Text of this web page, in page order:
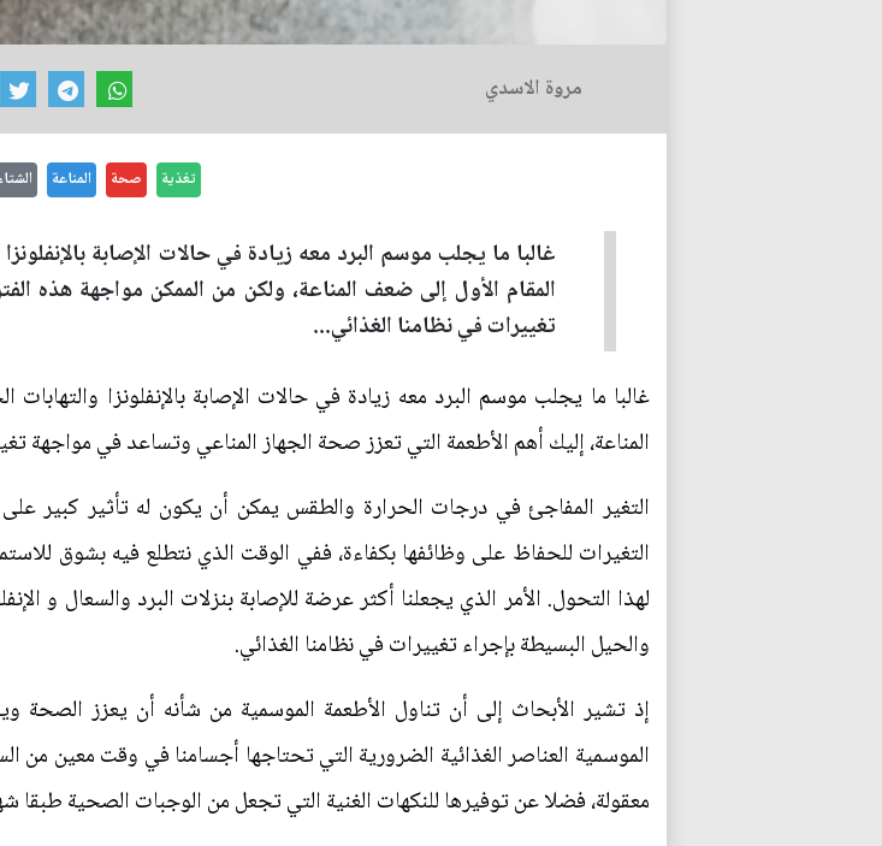
مروة الاسدي
تغذية صحة المناعة
غالبا ما يجلب موسم البرد معه زيادة في حالات الإصابة
المقام الأول إلى ضعف المناعة، ولكن من الممكن مواجهة هذه
تغييرات في نظامنا الغذائي...
غالبا ما يجلب موسم البرد معه زيادة في حالات الإصابة بالإنفلونزا
المناعة، إليك أهم الأطعمة التي تعزز صحة الجهاز المناعي وتساعد في مواجهة
التغير المفاجئ في درجات الحرارة والطقس يمكن أن يكون له تأثير كبير
التغيرات للحفاظ على وظائفها بكفاءة، ففي الوقت الذي نتطلع فيه بشوق
لهذا التحول. الأمر الذي يجعلنا أكثر عرضة للإصابة بنزلات البرد والسعال و
والحيل البسيطة بإجراء تغييرات في نظامنا الغذائي.
إذ تشير الأبحاث إلى أن تناول الأطعمة الموسمية من شأنه أن يعزز
الموسمية العناصر الغذائية الضرورية التي تحتاجها أجسامنا في وقت معين من
معقولة، فضلا عن توفيرها للنكهات الغنية التي تجعل من الوجبات الصحية طبقا